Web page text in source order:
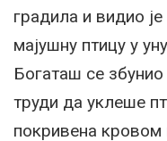
градила и видио
мајушну птицу у
Богаташ се
труди да уклеше
покривена кровом